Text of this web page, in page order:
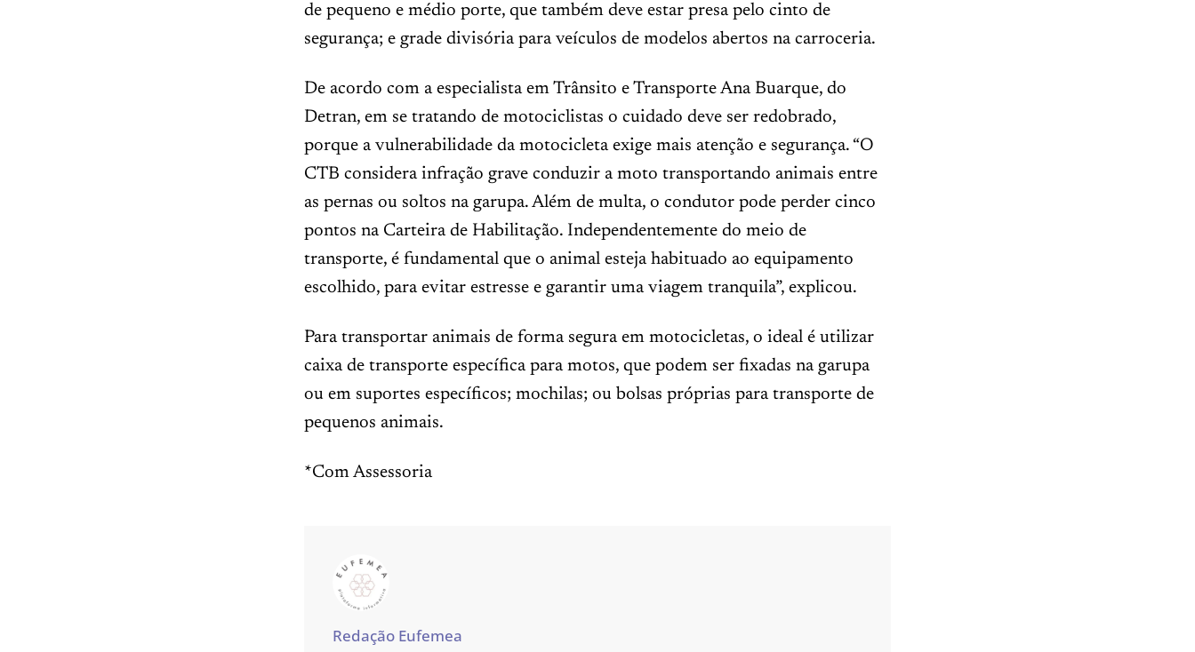
de pequeno e médio porte, que também deve estar presa pelo cinto de
segurança; e grade divisória para veículos de modelos abertos na carroceria.
De acordo com a especialista em Trânsito e Transporte Ana Buarque, do
Detran, em se tratando de motociclistas o cuidado deve ser redobrado,
porque a vulnerabilidade da motocicleta exige mais atenção e segurança. “O
CTB considera infração grave conduzir a moto transportando animais entre
as pernas ou soltos na garupa. Além de multa, o condutor pode perder cinco
pontos na Carteira de Habilitação. Independentemente do meio de
transporte, é fundamental que o animal esteja habituado ao equipamento
escolhido, para evitar estresse e garantir uma viagem tranquila”, explicou.
Para transportar animais de forma segura em motocicletas, o ideal é utilizar
caixa de transporte específica para motos, que podem ser fixadas na garupa
ou em suportes específicos; mochilas; ou bolsas próprias para transporte de
pequenos animais.
*Com Assessoria
Redação Eufemea